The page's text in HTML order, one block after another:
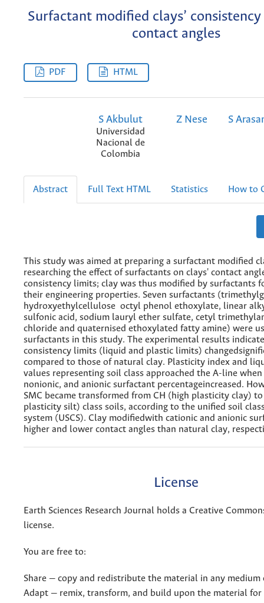
Surfactant modified clays’
contact angles
PDF HTML
S Akbulut
Universidad
Nacional de
Colombia
Z Nese S
Abstract Full Text HTML Statistics How to
This study was aimed at preparing a surfactant modified
researching the effect of surfactants on clays' contact
consistency limits; clay was thus modified by surfactants
their engineering properties. Seven surfactants
hydroxyethylcellulose octyl phenol ethoxylate, linear
sulfonic acid, sodium lauryl ether sulfate, cetyl
chloride and quaternised ethoxylated fatty amine) were
surfactants in this study. The experimental results
consistency limits (liquid and plastic limits)
compared to those of natural clay. Plasticity index and
values representing soil class approached the A-line
nonionic, and anionic surfactant percentageincreased.
SMC became transformed from CH (high plasticity clay)
plasticity silt) class soils, according to the unified soil
system (USCS). Clay modifiedwith cationic and anionic
higher and lower contact angles than natural clay,
License
Earth Sciences Research Journal holds a Creative
license.
You are free to:
Share — copy and redistribute the material in any
Adapt — remix, transform, and build upon the material for